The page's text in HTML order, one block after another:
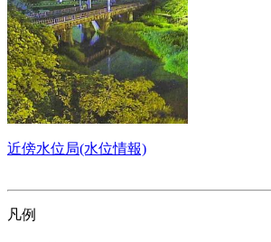
近傍水位局(水位情報)
凡例